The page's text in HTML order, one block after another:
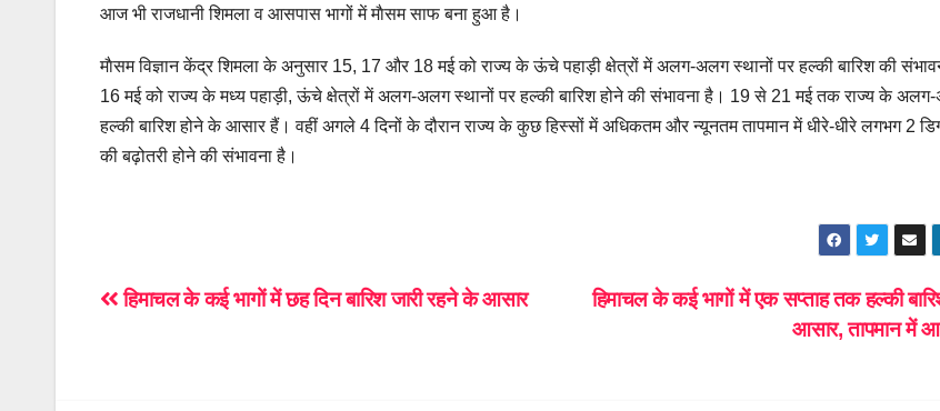
आज भी राजधानी शिमला व आसपास भागों में माैसम साफ बना हुआ है।
माैसम विज्ञान केंद्र शिमला के अनुसार 15, 17 और 18 मई को राज्य के ऊंचे पहाड़ी क्षेत्रों में अलग-अलग स्थानों पर हल्की बारिश की
16 मई को राज्य के मध्य पहाड़ी, ऊंचे क्षेत्रों में अलग-अलग स्थानों पर हल्की बारिश होने की संभावना है। 19 से 21 मई तक राज्य के
हल्की बारिश होने के आसार हैं। वहीं अगले 4 दिनों के दौरान राज्य के कुछ हिस्सों में अधिकतम और न्यूनतम तापमान में धीरे-धीरे लगभग 2
की बढ़ोतरी होने की संभावना है।
Post
हिमाचल के कई भागों में एक सप्ताह तक हल्की
आसार, तापमान में
हिमाचल के कई भागों में छह दिन बारिश जारी रहने के आसार